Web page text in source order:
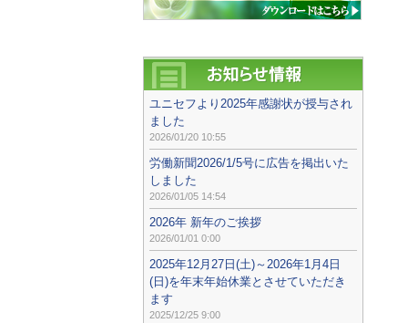
ユニセフより2025年感謝状が授与され
ました
2026/01/20 10:55
労働新聞2026/1/5号に広告を掲出いた
しました
2026/01/05 14:54
2026年 新年のご挨拶
2026/01/01 0:00
2025年12月27日(土)～2026年1月4日
(日)を年末年始休業とさせていただき
ます
2025/12/25 9:00